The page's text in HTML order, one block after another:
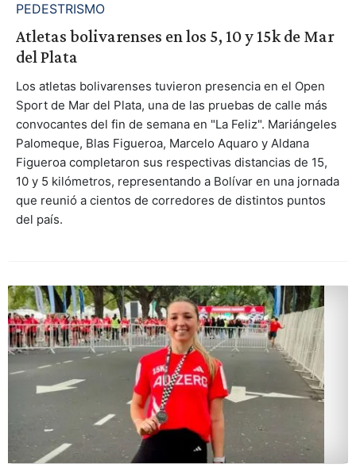
PEDESTRISMO
Atletas bolivarenses en los 5, 10 y 15k de Mar
del Plata
Los atletas bolivarenses tuvieron presencia en el Open
Sport de Mar del Plata, una de las pruebas de calle más
convocantes del fin de semana en "La Feliz". Mariángeles
Palomeque, Blas Figueroa, Marcelo Aquaro y Aldana
Figueroa completaron sus respectivas distancias de 15,
10 y 5 kilómetros, representando a Bolívar en una jornada
que reunió a cientos de corredores de distintos puntos
del país.